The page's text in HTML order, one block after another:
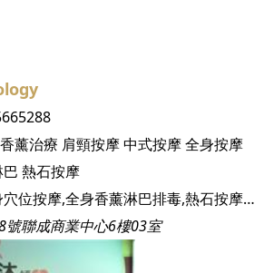
香薰治療 肩頸按摩中式按摩全身按摩
熱石按摩
本店有腳底 肩膊 全身穴位按摩,全身香薰淋巴排毒,熱石按摩,刮沙
號聯成商業中心6樓03室